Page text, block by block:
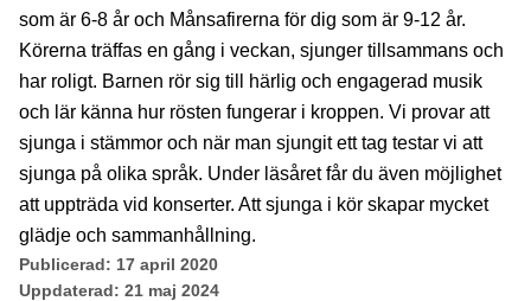
som är 6-8 år och Månsafirerna för dig som är 9-12 år.
Körerna träffas en gång i veckan, sjunger tillsammans och
har roligt. Barnen rör sig till härlig och engagerad musik
och lär känna hur rösten fungerar i kroppen. Vi provar att
sjunga i stämmor och när man sjungit ett tag testar vi att
sjunga på olika språk. Under läsåret får du även möjlighet
att uppträda vid konserter. Att sjunga i kör skapar mycket
glädje och sammanhållning.
Publicerad: 17 april 2020
Uppdaterad: 21 maj 2024